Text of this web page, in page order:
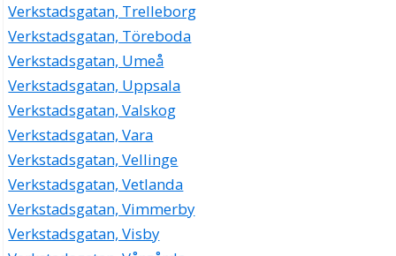
Verkstadsgatan, Trelleborg
Verkstadsgatan, Töreboda
Verkstadsgatan, Umeå
Verkstadsgatan, Uppsala
Verkstadsgatan, Valskog
Verkstadsgatan, Vara
Verkstadsgatan, Vellinge
Verkstadsgatan, Vetlanda
Verkstadsgatan, Vimmerby
Verkstadsgatan, Visby